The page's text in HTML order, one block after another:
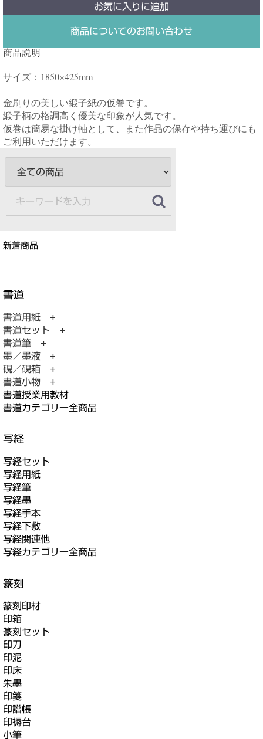
お気に入りに追加
商品についてのお問い合わせ
商品説明
サイズ：1850×425mm
金刷りの美しい緞子紙の仮巻です。
緞子柄の格調高く優美な印象が人気です。
仮巻は簡易な掛け軸として、また作品の保存や持ち運びにも
ご利用いただけます。
新着商品
書道用紙 +
書道セット +
書道筆 +
墨／墨液 +
硯／硯箱 +
書道小物 +
書道授業用教材
書道カテゴリー全商品
写経セット
写経用紙
写経筆
写経墨
写経手本
写経下敷
写経関連他
写経カテゴリー全商品
篆刻印材
印箱
篆刻セット
印刀
印泥
印床
朱墨
印箋
印譜帳
印褥台
小筆